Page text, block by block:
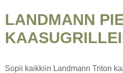
LANDMANN
Sopii kaikkiin Landmann Triton